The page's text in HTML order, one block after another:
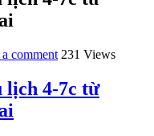
comment 231 Views
lịch 4-7c từ